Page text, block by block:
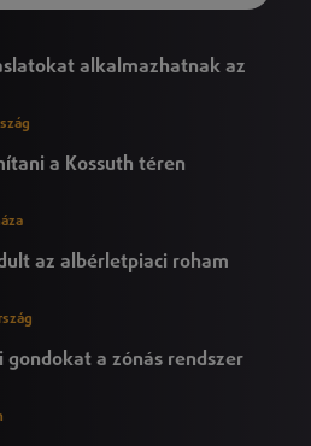
alkalmazhatnak az
a Kossuth téren
az albérletpiaci roham
gondokat a zónás rendszer